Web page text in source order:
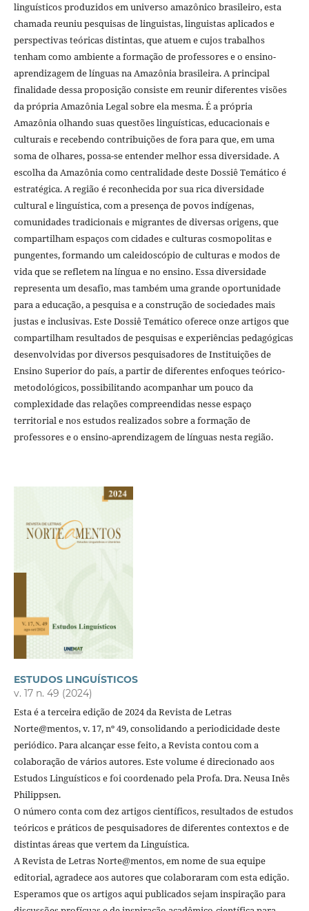
linguísticos produzidos em universo amazônico brasileiro, esta
chamada reuniu pesquisas de linguistas, linguistas aplicados e
perspectivas teóricas distintas, que atuem e cujos trabalhos
tenham como ambiente a formação de professores e o ensino-
aprendizagem de línguas na Amazônia brasileira. A principal
finalidade dessa proposição consiste em reunir diferentes visões
da própria Amazônia Legal sobre ela mesma. É a própria
Amazônia olhando suas questões linguísticas, educacionais e
culturais e recebendo contribuições de fora para que, em uma
soma de olhares, possa-se entender melhor essa diversidade. A
escolha da Amazônia como centralidade deste Dossiê Temático é
estratégica. A região é reconhecida por sua rica diversidade
cultural e linguística, com a presença de povos indígenas,
comunidades tradicionais e migrantes de diversas origens, que
compartilham espaços com cidades e culturas cosmopolitas e
pungentes, formando um caleidoscópio de culturas e modos de
vida que se refletem na língua e no ensino. Essa diversidade
representa um desafio, mas também uma grande oportunidade
para a educação, a pesquisa e a construção de sociedades mais
justas e inclusivas. Este Dossiê Temático oferece onze artigos que
compartilham resultados de pesquisas e experiências pedagógicas
desenvolvidas por diversos pesquisadores de Instituições de
Ensino Superior do país, a partir de diferentes enfoques teórico-
metodológicos, possibilitando acompanhar um pouco da
complexidade das relações compreendidas nesse espaço
territorial e nos estudos realizados sobre a formação de
professores e o ensino-aprendizagem de línguas nesta região.
ESTUDOS LINGUÍSTICOS
v. 17 n. 49 (2024)
Esta é a terceira edição de 2024 da Revista de Letras
Norte@mentos, v. 17, nº 49, consolidando a periodicidade deste
periódico. Para alcançar esse feito, a Revista contou com a
colaboração de vários autores. Este volume é direcionado aos
Estudos Linguísticos e foi coordenado pela Profa. Dra. Neusa Inês
Philippsen.
O número conta com dez artigos científicos, resultados de estudos
teóricos e práticos de pesquisadores de diferentes contextos e de
distintas áreas que vertem da Linguística.
A Revista de Letras Norte@mentos, em nome de sua equipe
editorial, agradece aos autores que colaboraram com esta edição.
Esperamos que os artigos aqui publicados sejam inspiração para